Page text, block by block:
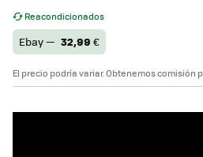
Reacondicionados
Ebay — 32,99 €
El precio podría variar. Obtenemos comisión